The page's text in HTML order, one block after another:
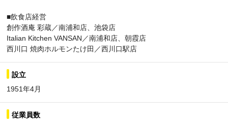
■飲食店経営
創作酒庵 彩蔵／南浦和店、池袋店
Italian Kitchen VANSAN／南浦和店、朝霞店
西川口 焼肉ホルモンたけ田／西川口駅店
設立
1951年4月
従業員数